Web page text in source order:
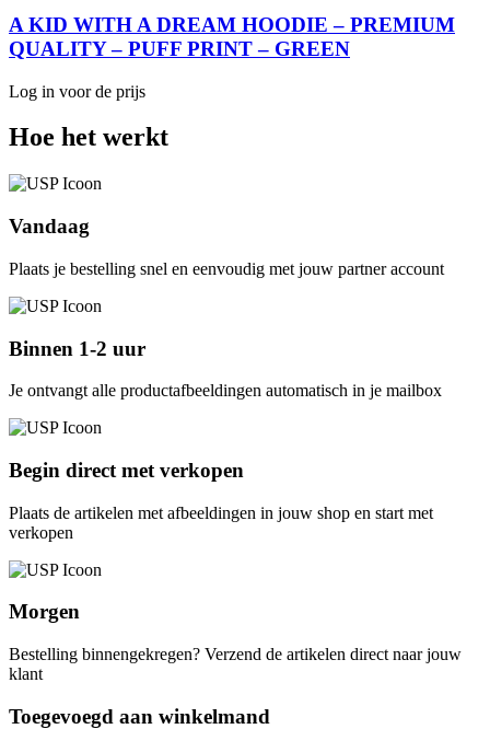
A KID WITH A DREAM HOODIE – PREMIUM
QUALITY – PUFF PRINT – GREEN
Log in voor de prijs
Hoe het werkt
Vandaag
Plaats je bestelling snel en eenvoudig met jouw partner account
Binnen 1-2 uur
Je ontvangt alle productafbeeldingen automatisch in je mailbox
Begin direct met verkopen
Plaats de artikelen met afbeeldingen in jouw shop en start met
verkopen
Morgen
Bestelling binnengekregen? Verzend de artikelen direct naar jouw
klant
Toegevoegd aan winkelmand